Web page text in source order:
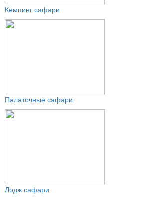
Кемпинг сафари
Палаточные сафари
Лодж сафари